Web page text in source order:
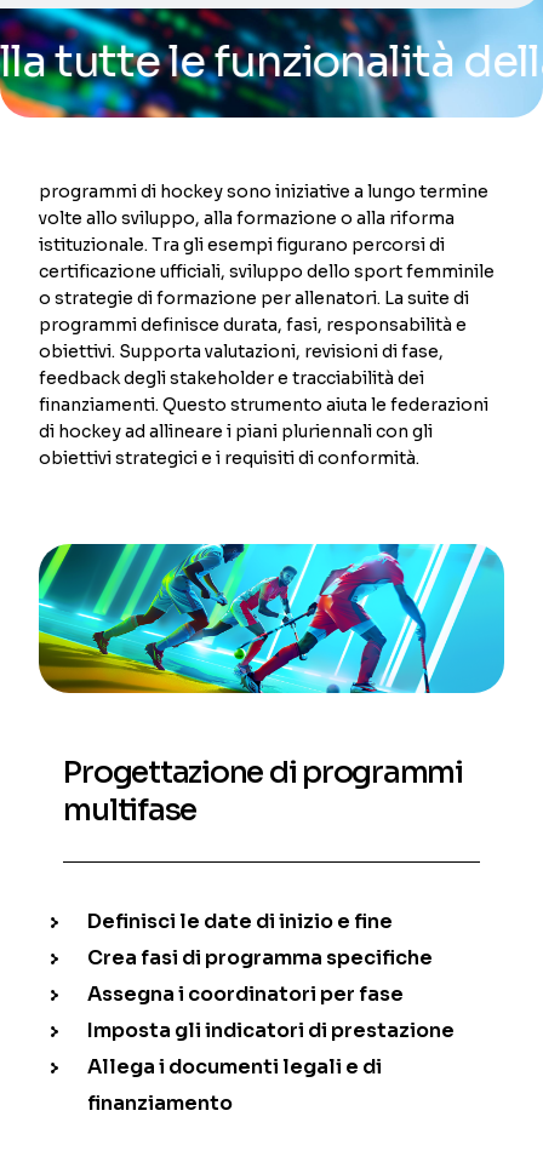
le funzionalità della
programmi di hockey sono iniziative a lungo termine
volte allo sviluppo, alla formazione o alla riforma
istituzionale. Tra gli esempi figurano percorsi di
certificazione ufficiali, sviluppo dello sport femminile
o strategie di formazione per allenatori. La suite di
programmi definisce durata, fasi, responsabilità e
obiettivi. Supporta valutazioni, revisioni di fase,
feedback degli stakeholder e tracciabilità dei
finanziamenti. Questo strumento aiuta le federazioni
di hockey ad allineare i piani pluriennali con gli
obiettivi strategici e i requisiti di conformità.
Progettazione di programmi
multifase
Definisci le date di inizio e fine
Crea fasi di programma specifiche
Assegna i coordinatori per fase
Imposta gli indicatori di prestazione
Allega i documenti legali e di
finanziamento